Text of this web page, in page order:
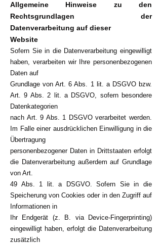
Allgemeine Hinweise zu den
Rechtsgrundlagen der
Datenverarbeitung auf dieser
Website
Sofern Sie in die Datenverarbeitung eingewilligt
haben, verarbeiten wir Ihre personenbezogenen
Daten auf
Grundlage von Art. 6 Abs. 1 lit. a DSGVO bzw.
Art. 9 Abs. 2 lit. a DSGVO, sofern besondere
Datenkategorien
nach Art. 9 Abs. 1 DSGVO verarbeitet werden.
Im Falle einer ausdrücklichen Einwilligung in die
Übertragung
personenbezogener Daten in Drittstaaten erfolgt
die Datenverarbeitung außerdem auf Grundlage
von Art.
49 Abs. 1 lit. a DSGVO. Sofern Sie in die
Speicherung von Cookies oder in den Zugriff auf
Informationen in
Ihr Endgerät (z. B. via Device-Fingerprinting)
eingewilligt haben, erfolgt die Datenverarbeitung
zusätzlich